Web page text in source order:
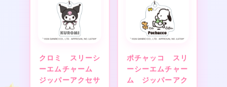
クロミ スリーシ
ーエムチャーム
ジッパーアクセサ
ポチャッコ スリ
ーシーエムチャー
ム ジッパーアク